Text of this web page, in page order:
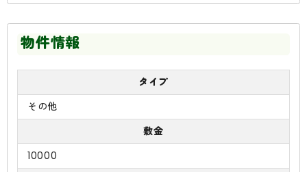
物件情報
タイプ
その他
敷金
10000